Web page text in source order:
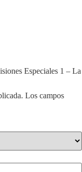
Especiales 1 – La
Los campos